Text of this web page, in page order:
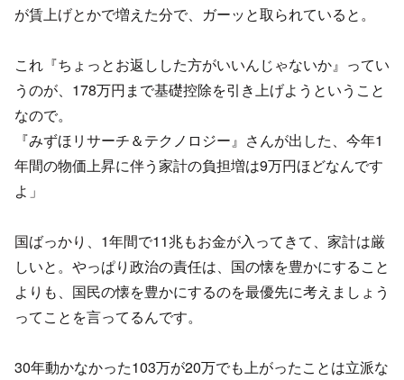
が賃上げとかで増えた分で、ガーッと取られていると。
これ『ちょっとお返しした方がいいんじゃないか』ってい
うのが、178万円まで基礎控除を引き上げようということ
なので。
『みずほリサーチ＆テクノロジー』さんが出した、今年1
年間の物価上昇に伴う家計の負担増は9万円ほどなんです
よ」
国ばっかり、1年間で11兆もお金が入ってきて、家計は厳
しいと。やっぱり政治の責任は、国の懐を豊かにすること
よりも、国民の懐を豊かにするのを最優先に考えましょう
ってことを言ってるんです。
30年動かなかった103万が20万でも上がったことは立派な